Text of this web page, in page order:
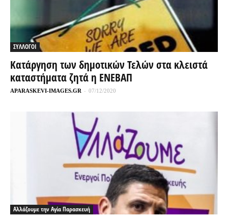
ΣΥΛΛΟΓΟΙ
Κατάργηση των δημοτικών Τελών στα κλειστά
καταστήματα ζητά η ΕΝΕΒΑΠ
APARASKEVI-IMAGES.GR - 07/12/2020
Αλλάζουμε την Αγία Παρασκευή